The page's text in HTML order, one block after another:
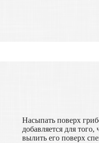
Насыпать поверх
добавляется для
вылить его поверх